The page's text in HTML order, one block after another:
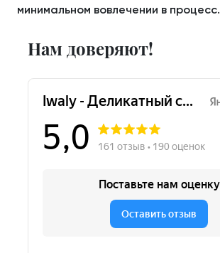
минимальном вовлечении в процесс.
Нам доверяют!